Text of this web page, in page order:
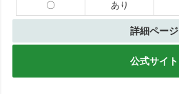
〇 あり
詳細ページ
公式サイト